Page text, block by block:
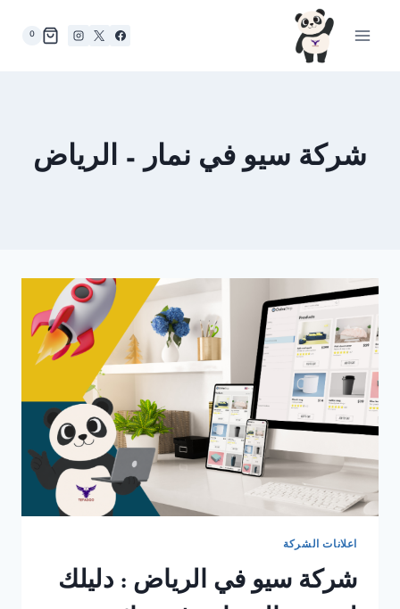
0
شركة سيو في نمار – الرياض
اعلانات الشركة
شركة سيو في الرياض : دليلك